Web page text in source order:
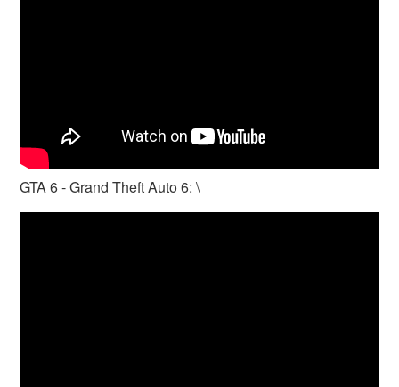
GTA 6 - Grand Theft Auto 6: \